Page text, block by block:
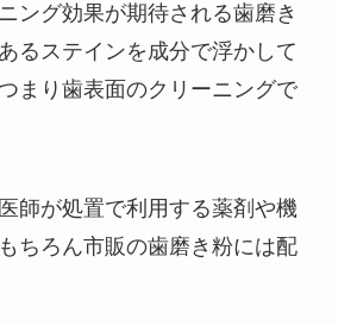
ング効果が期待される歯磨き
るステインを成分で浮かして
まり歯表面のクリーニングで
師が処置で利用する薬剤や機
ちろん市販の歯磨き粉には配